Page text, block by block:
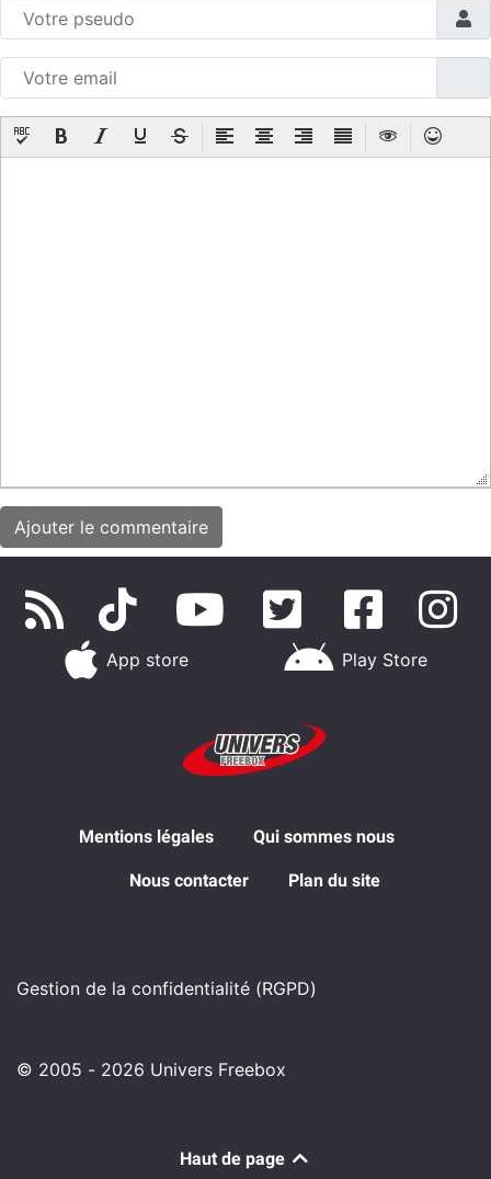
App store Play Store
Mentions légales Qui sommes nous
Nous contacter Plan du site
Gestion de la confidentialité (RGPD)
© 2005 - 2026 Univers Freebox
Haut de page